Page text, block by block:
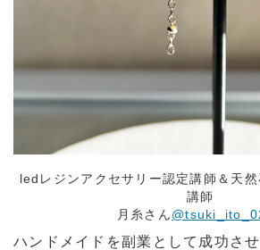
ledレジンアクセサリー認定講師＆天
講師
月糸さん
ハンドメイドを副業として成功さ